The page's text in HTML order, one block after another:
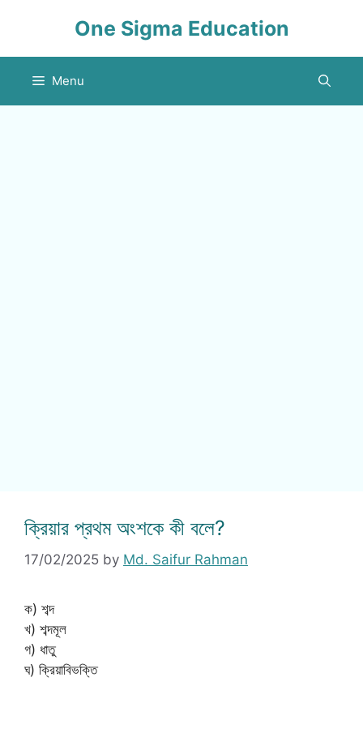
One Sigma Education
Menu
ক্রিয়ার প্রথম অংশকে কী বলে?
17/02/2025 by Md. Saifur Rahman
ক) শব্দ
খ) শব্দমূল
গ) ধাতু
ঘ) ক্রিয়াবিভক্তি